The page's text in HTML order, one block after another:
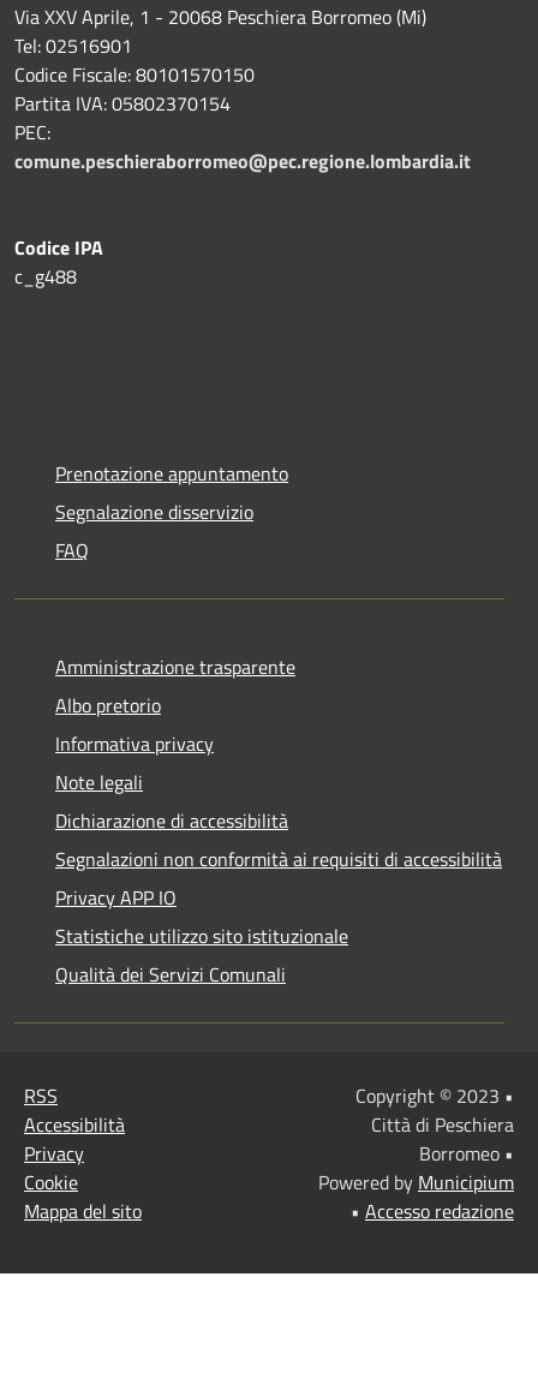
Via XXV Aprile, 1 - 20068 Peschiera Borromeo (Mi)
Tel: 02516901
Codice Fiscale: 80101570150
Partita IVA: 05802370154
PEC:
comune.peschieraborromeo@pec.regione.lombardia.it
Codice IPA
c_g488
Prenotazione appuntamento
Segnalazione disservizio
FAQ
Amministrazione trasparente
Albo pretorio
Informativa privacy
Note legali
Dichiarazione di accessibilità
Segnalazioni non conformità ai requisiti di accessibilità
Privacy APP IO
Statistiche utilizzo sito istituzionale
Qualità dei Servizi Comunali
RSS
Accessibilità
Privacy
Cookie
Mappa del sito
Copyright © 2023 •
Città di Peschiera
Borromeo •
Powered by Municipium
• Accesso redazione